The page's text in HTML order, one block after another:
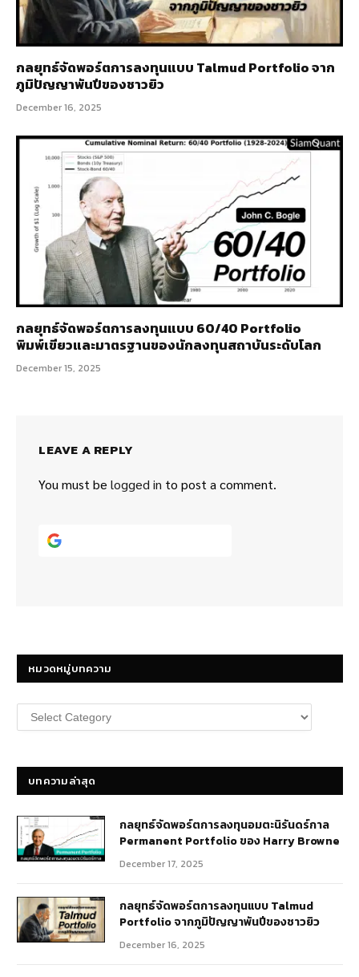
กลยุทธ์จัดพอร์ตการลงทุนแบบ Talmud Portfolio จาก
ภูมิปัญญาพันปีของชาวยิว
December 16, 2025
กลยุทธ์จัดพอร์ตการลงทุนแบบ 60/40 Portfolio
พิมพ์เขียวและมาตรฐานของนักลงทุนสถาบันระดับโลก
December 15, 2025
LEAVE A REPLY
You must be logged in to post a comment.
หมวดหมู่บทความ
หมวด
หมู่
บทความล่าสุด
กลยุทธ์​จัดพอร์ตการลงทุนอมตะนิรันดร์กาล
Permanent Portfolio ของ Harry Browne
December 17, 2025
กลยุทธ์จัดพอร์ตการลงทุนแบบ Talmud
Portfolio จากภูมิปัญญาพันปีของชาวยิว
December 16, 2025